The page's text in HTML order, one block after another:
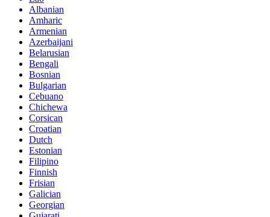
Albanian
Amharic
Armenian
Azerbaijani
Belarusian
Bengali
Bosnian
Bulgarian
Cebuano
Chichewa
Corsican
Croatian
Dutch
Estonian
Filipino
Finnish
Frisian
Galician
Georgian